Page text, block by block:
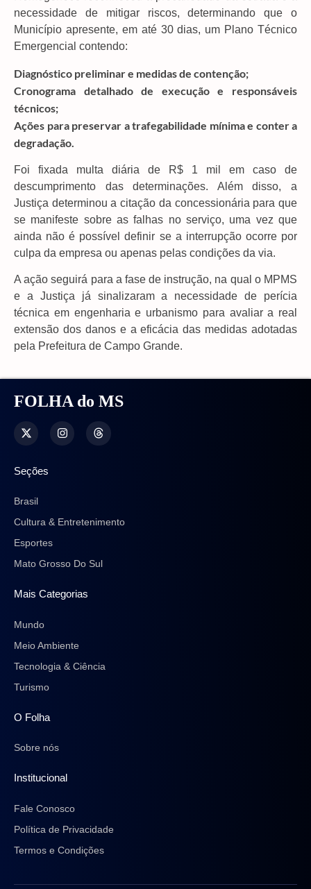
necessidade de mitigar riscos, determinando que o
Município apresente, em até 30 dias, um Plano Técnico
Emergencial contendo:
Diagnóstico preliminar e medidas de contenção;
Cronograma detalhado de execução e responsáveis
técnicos;
Ações para preservar a trafegabilidade mínima e conter a
degradação.
Foi fixada multa diária de R$ 1 mil em caso de
descumprimento das determinações. Além disso, a
Justiça determinou a citação da concessionária para que
se manifeste sobre as falhas no serviço, uma vez que
ainda não é possível definir se a interrupção ocorre por
culpa da empresa ou apenas pelas condições da via.
A ação seguirá para a fase de instrução, na qual o MPMS
e a Justiça já sinalizaram a necessidade de perícia
técnica em engenharia e urbanismo para avaliar a real
extensão dos danos e a eficácia das medidas adotadas
pela Prefeitura de Campo Grande.
FOLHA do MS
Seções
Brasil
Cultura & Entretenimento
Esportes
Mato Grosso Do Sul
Mais Categorias
Mundo
Meio Ambiente
Tecnologia & Ciência
Turismo
O Folha
Sobre nós
Institucional
Fale Conosco
Política de Privacidade
Termos e Condições